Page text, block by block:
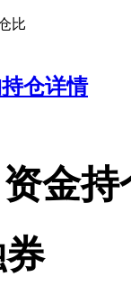
比
仓详情
金持